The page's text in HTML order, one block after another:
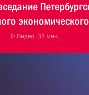
Видео, 31 мин.